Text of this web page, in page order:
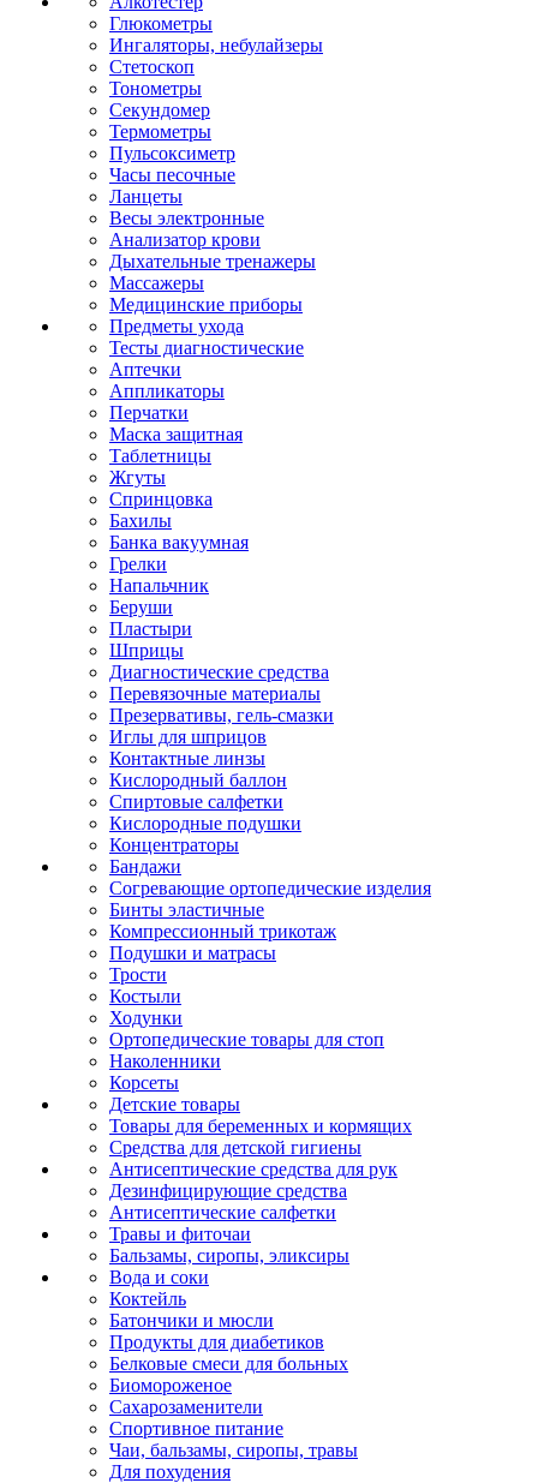
Глюкометры
Ингаляторы, небулайзеры
Стетоскоп
Тонометры
Секундомер
Термометры
Пульсоксиметр
Часы песочные
Ланцеты
Весы электронные
Анализатор крови
Дыхательные тренажеры
Массажеры
Медицинские приборы
Предметы ухода
Тесты диагностические
Аптечки
Аппликаторы
Перчатки
Маска защитная
Таблетницы
Жгуты
Спринцовка
Бахилы
Банка вакуумная
Грелки
Напальчник
Беруши
Пластыри
Шприцы
Диагностические средства
Перевязочные материалы
Презервативы, гель-смазки
Иглы для шприцов
Контактные линзы
Кислородный баллон
Спиртовые салфетки
Кислородные подушки
Концентраторы
Бандажи
Согревающие ортопедические изделия
Бинты эластичные
Компрессионный трикотаж
Подушки и матрасы
Трости
Костыли
Ходунки
Ортопедические товары для стоп
Наколенники
Корсеты
Детские товары
Товары для беременных и кормящих
Средства для детской гигиены
Антисептические средства для рук
Дезинфицирующие средства
Антисептические салфетки
Травы и фиточаи
Бальзамы, сиропы, эликсиры
Вода и соки
Коктейль
Батончики и мюсли
Продукты для диабетиков
Белковые смеси для больных
Биомороженое
Сахарозаменители
Спортивное питание
Чаи, бальзамы, сиропы, травы
Для похудения